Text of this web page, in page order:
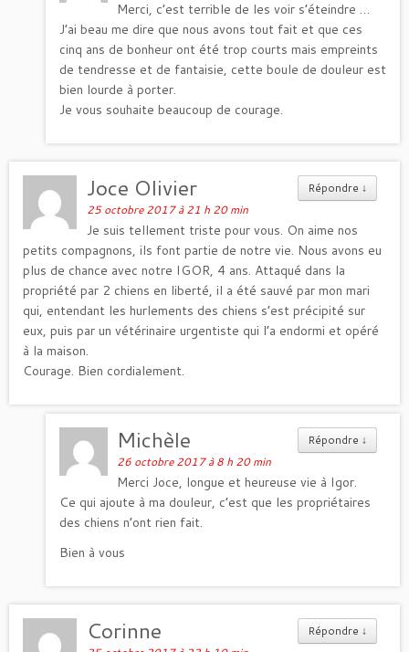
Merci, c’est terrible de les voir s’éteindre …
J’ai beau me dire que nous avons tout fait et que ces
cinq ans de bonheur ont été trop courts mais empreints
de tendresse et de fantaisie, cette boule de douleur est
bien lourde à porter.
Je vous souhaite beaucoup de courage.
Répondre ↓
Joce Olivier
25 octobre 2017 à 21 h 20 min
Je suis tellement triste pour vous. On aime nos
petits compagnons, ils font partie de notre vie. Nous avons eu
plus de chance avec notre IGOR, 4 ans. Attaqué dans la
propriété par 2 chiens en liberté, il a été sauvé par mon mari
qui, entendant les hurlements des chiens s’est précipité sur
eux, puis par un vétérinaire urgentiste qui l’a endormi et opéré
à la maison.
Courage. Bien cordialement.
Répondre ↓
Michèle
26 octobre 2017 à 8 h 20 min
Merci Joce, longue et heureuse vie à Igor.
Ce qui ajoute à ma douleur, c’est que les propriétaires
des chiens n’ont rien fait.
Bien à vous
Répondre ↓
Corinne